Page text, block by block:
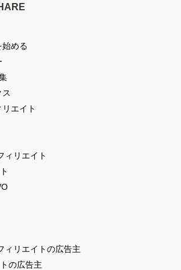
始める
ス
エイト
ィリエイト
ィリエイトの広告主
の広告主